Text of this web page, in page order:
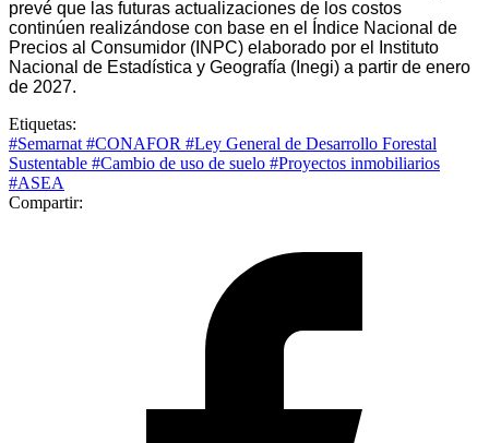
prevé que las futuras actualizaciones de los costos
continúen realizándose con base en el Índice Nacional de
Precios al Consumidor (INPC) elaborado por el Instituto
Nacional de Estadística y Geografía (Inegi) a partir de enero
de 2027.
Etiquetas:
#Semarnat #CONAFOR #Ley General de Desarrollo Forestal
Sustentable #Cambio de uso de suelo #Proyectos inmobiliarios
#ASEA
Compartir: